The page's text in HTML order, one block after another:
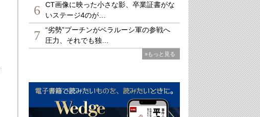
6
CT画像に映った小さな影、卒業証書がな
いステージ4のが…
7
“劣勢”プーチンがベラルーシ軍の参戦へ
圧力、それでも独…
»もっと見る